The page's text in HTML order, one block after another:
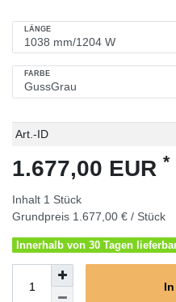
LÄNGE
FARBE
Technisches
Wert
Art.-ID
1.677,00 EUR *
Inhalt 1 Stück
Grundpreis 1.677,00 € / Stück
Innerhalb von 30 Tagen